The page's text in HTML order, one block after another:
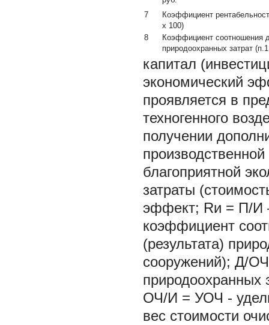
7
Коэффициент
х 100)
8
Коэффициент соотношения
природоохранных затрат
капитал
экономический
проявляется в
техногенного
получении
благоприятной
затраты
эффект; Rи = П/И
коэффициент
(результата)
сооружений); Д/
природоохранных
ОЧ/И = УОЧ -
вес стоимости